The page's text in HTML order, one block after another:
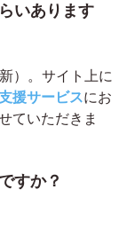
いあります
）。サイト上に
援サービスにお
ていただきま
すか？